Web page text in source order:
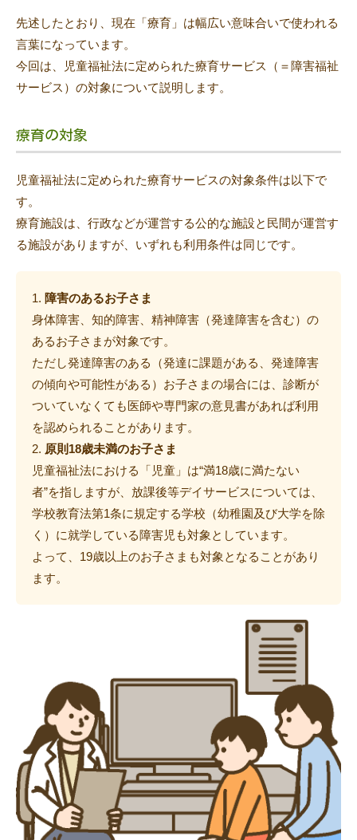
先述したとおり、現在「療育」は幅広い意味合いで使われる
言葉になっています。
今回は、児童福祉法に定められた療育サービス（＝障害福祉
サービス）の対象について説明します。
療育の対象
児童福祉法に定められた療育サービスの対象条件は以下で
す。
療育施設は、行政などが運営する公的な施設と民間が運営す
る施設がありますが、いずれも利用条件は同じです。
障害のあるお子さま
身体障害、知的障害、精神障害（発達障害を含む）の
あるお子さまが対象です。
ただし発達障害のある（発達に課題がある、発達障害
の傾向や可能性がある）お子さまの場合には、診断が
ついていなくても医師や専門家の意見書があれば利用
を認められることがあります。
原則18歳未満のお子さま
児童福祉法における「児童」は“満18歳に満たない
者”を指しますが、放課後等デイサービスについては、
学校教育法第1条に規定する学校（幼稚園及び大学を除
く）に就学している障害児も対象としています。
よって、19歳以上のお子さまも対象となることがあり
ます。